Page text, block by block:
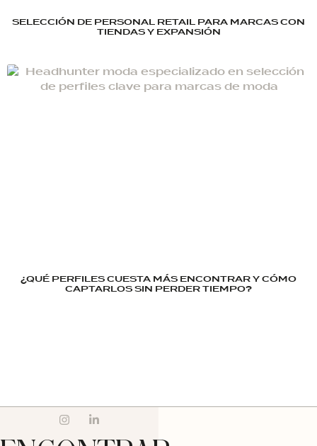
SELECCIÓN DE PERSONAL RETAIL PARA MARCAS CON
TIENDAS Y EXPANSIÓN
¿QUÉ PERFILES CUESTA MÁS ENCONTRAR Y CÓMO
CAPTARLOS SIN PERDER TIEMPO?